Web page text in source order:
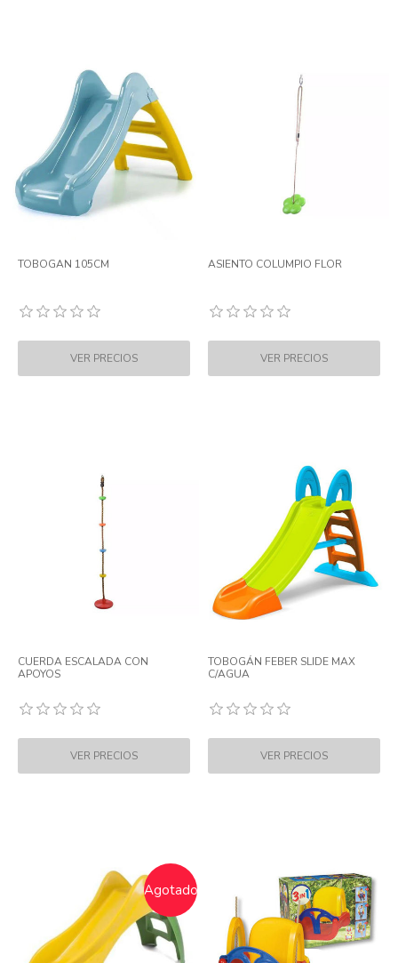
TOBOGAN 105CM ASIENTO COLUMPIO FLOR
CUERDA ESCALADA CON
APOYOS
TOBOGÁN FEBER SLIDE MAX
C/AGUA
Agotado